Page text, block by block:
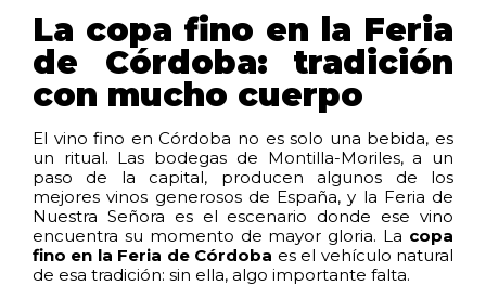
La copa fino en la Feria
de Córdoba: tradición
con mucho cuerpo
El vino fino en Córdoba no es solo una bebida, es
un ritual. Las bodegas de Montilla-Moriles, a un
paso de la capital, producen algunos de los
mejores vinos generosos de España, y la Feria de
Nuestra Señora es el escenario donde ese vino
encuentra su momento de mayor gloria. La copa
fino en la Feria de Córdoba es el vehículo natural
de esa tradición: sin ella, algo importante falta.